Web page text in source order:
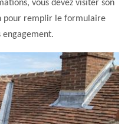
vous devez visiter son
pour remplir le formulaire
engagement.